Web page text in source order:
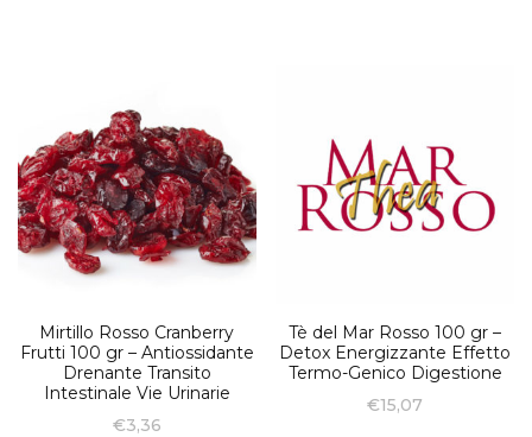
Mirtillo Rosso Cranberry
Frutti 100 gr – Antiossidante
Drenante Transito
Intestinale Vie Urinarie
€3,36
Tè del Mar Rosso 100 gr –
Detox Energizzante Effetto
Termo-Genico Digestione
€15,07